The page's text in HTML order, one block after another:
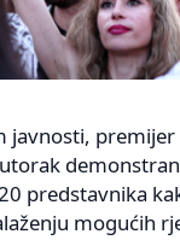
javnosti, premijer
predstavnika
mogućih